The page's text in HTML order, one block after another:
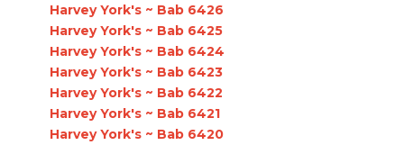
Harvey York's ~ Bab 6426
Harvey York's ~ Bab 6425
Harvey York's ~ Bab 6424
Harvey York's ~ Bab 6423
Harvey York's ~ Bab 6422
Harvey York's ~ Bab 6421
Harvey York's ~ Bab 6420